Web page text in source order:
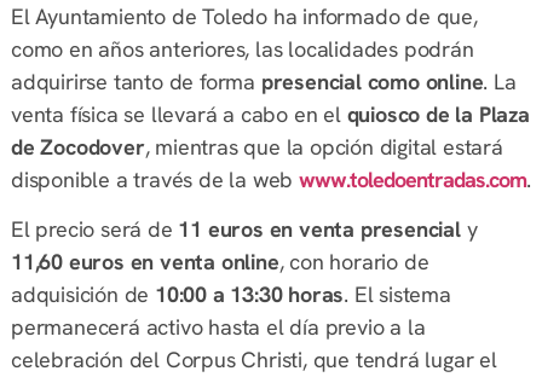
El Ayuntamiento de Toledo ha informado de que,
como en años anteriores, las localidades podrán
adquirirse tanto de forma presencial como online. La
venta física se llevará a cabo en el quiosco de la Plaza
de Zocodover, mientras que la opción digital estará
disponible a través de la web www.toledoentradas.com.
El precio será de 11 euros en venta presencialy
11,60 euros en venta online, con horario de
adquisición de 10:00 a 13:30 horas. El sistema
permanecerá activo hasta el día previo a la
celebración del Corpus Christi, que tendrá lugar el